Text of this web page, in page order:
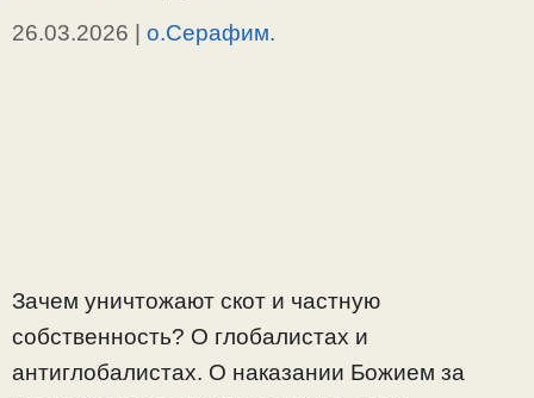
26.03.2026 | о.Серафим.
Зачем уничтожают скот и частную
собственность? О глобалистах и
антиглобалистах. О наказании Божием за